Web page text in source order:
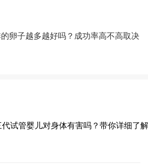
卵子越多越好吗？成功率高不高取决